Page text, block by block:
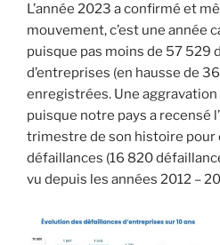
L’année 2023 a confirmé et
mouvement, c’est une année
puisque pas moins de 57 529
d’entreprises (en hausse de
enregistrées. Une aggravation
puisque notre pays a recensé
trimestre de son histoire pour
défaillances (16 820
vu depuis les années 2012 –